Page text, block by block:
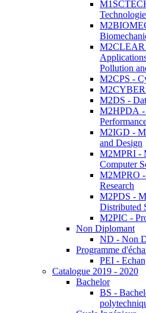
M2CLEAR
Pollution
M2CPS -
M2CYBER
M2DS -
M2HPDA
M2IGD -
and Design
M2MPRI -
Computer
M2MPRO
Research
M2PDS -
Distributed
M2PIC -
Non Diplomant
ND - Non
Programme
PEI -
Catalogue 2019 - 2020
Bachelor
BS -